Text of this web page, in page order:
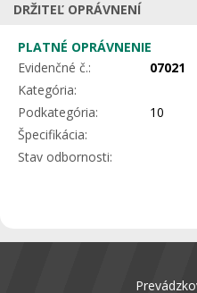
DRŽITEĽ OPRÁVNENÍ
PLATNÉ OPRÁVNENIE
Evidenčné č.:
07021
Kategória:
Podkategória:
10
Špecifikácia:
Stav odbornosti: